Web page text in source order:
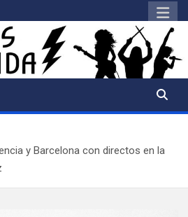
y Barcelona con directos en la